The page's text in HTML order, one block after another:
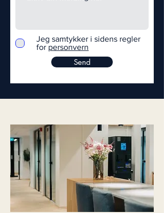
Jeg samtykker i sidens regler
for personvern
Send